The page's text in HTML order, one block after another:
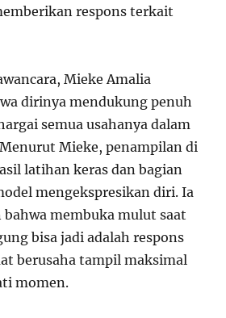
respons terkait
Mieke Amalia
dirinya mendukung penuh
semua usahanya dalam
Mieke, penampilan di
latihan keras dan bagian
mengekspresikan diri. Ia
membuka mulut saat
bisa jadi adalah respons
berusaha tampil maksimal
momen.